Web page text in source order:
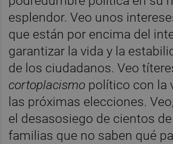
esplendor. Veo unos
que están por encima del
garantizar la vida y la
de los ciudadanos. Veo
cortoplacismo político con la
las próximas elecciones.
el desasosiego de cientos
familias que no saben qué